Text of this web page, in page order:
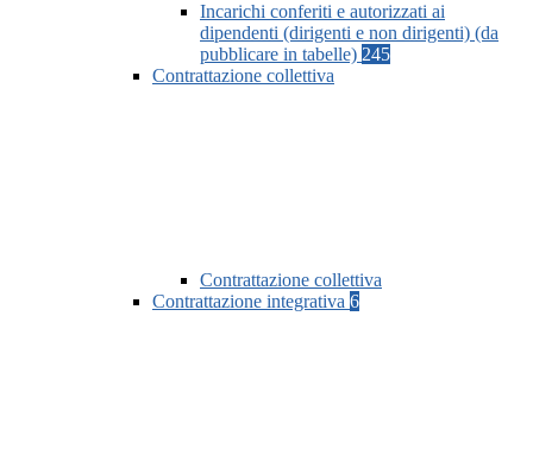
Incarichi conferiti e autorizzati ai
dipendenti (dirigenti e non dirigenti) (da
pubblicare in tabelle) 245
Contrattazione collettiva
Contrattazione collettiva
Contrattazione integrativa 6